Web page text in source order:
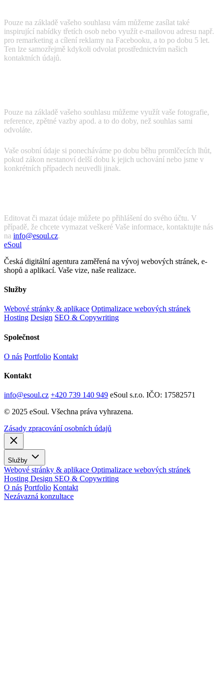
Pouze na základě vašeho souhlasu vám můžeme zasílat také
inspirující nabídky třetích osob nebo využít e-mailovou adresu např.
pro remarketing a cílení reklamy na Facebooku, a to po dobu 5 let.
Ten lze samozřejmě kdykoli odvolat prostřednictvím našich
kontaktních údajů.
Pouze na základě vašeho souhlasu můžeme využít vaše fotografie,
reference, zpětné vazby apod. a to do doby, než souhlas sami
odvoláte.
Vaše osobní údaje si ponecháváme po dobu běhu promlčecích lhůt,
pokud zákon nestanoví delší dobu k jejich uchování nebo jsme v
konkrétních případech neuvedli jinak.
Editovat či mazat údaje můžete po přihlášení do svého účtu. V
případě, že chcete vymazat veškeré Vaše informace, kontaktujte nás
na info@esoul.cz.
eSoul
Česká digitální agentura zaměřená na vývoj webových stránek, e-
shopů a aplikací. Vaše vize, naše realizace.
Služby
Webové stránky & aplikace Optimalizace webových stránek
Hosting Design SEO & Copywriting
Společnost
O nás Portfolio Kontakt
Kontakt
info@esoul.cz +420 739 140 949 eSoul s.r.o. IČO: 17582571
© 2025 eSoul. Všechna práva vyhrazena.
Zásady zpracování osobních údajů
Služby
Webové stránky & aplikace Optimalizace webových stránek
Hosting Design SEO & Copywriting
O nás Portfolio Kontakt
Nezávazná konzultace